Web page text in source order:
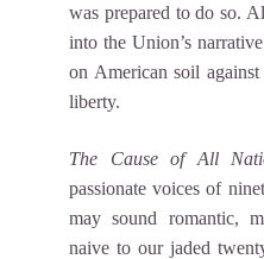
was prepared to do so.
into the Union’s
on American soil
liberty.
The Cause of All
passionate voices of
may sound romantic,
naive to our jaded